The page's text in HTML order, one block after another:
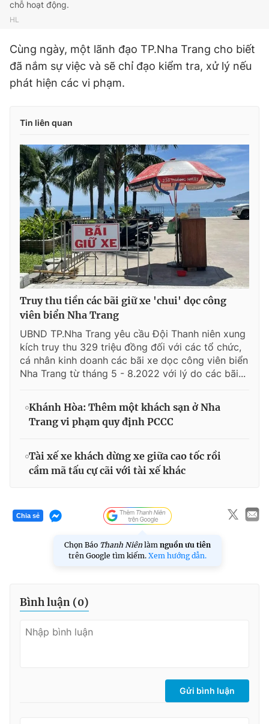
chỗ hoạt động.
HL
Cùng ngày, một lãnh đạo TP.Nha Trang cho biết
đã nắm sự việc và sẽ chỉ đạo kiểm tra, xử lý nếu
phát hiện các vi phạm.
Tin liên quan
Truy thu tiền các bãi giữ xe 'chui' dọc công
viên biển Nha Trang
UBND TP.Nha Trang yêu cầu Đội Thanh niên xung
kích truy thu 329 triệu đồng đối với các tổ chức,
cá nhân kinh doanh các bãi xe dọc công viên biển
Nha Trang từ tháng 5 - 8.2022 với lý do các bãi...
Khánh Hòa: Thêm một khách sạn ở Nha
Trang vi phạm quy định PCCC
Tài xế xe khách dừng xe giữa cao tốc rồi
cầm mã tấu cự cãi với tài xế khác
Chia sẻ
Chọn Báo Thanh Niên làm nguồn ưu tiên
trên Google tìm kiếm. Xem hướng dẫn.
Bình luận (0)
Gửi bình luận